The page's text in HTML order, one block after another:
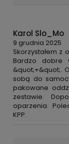
Karol Slo_Mo
9 grudnia 2025
Skorzystałem z
Bardzo dobre
&quot;+&quot;.
sobą do
pakowane
zestawie.
oparzenia.
KPP.